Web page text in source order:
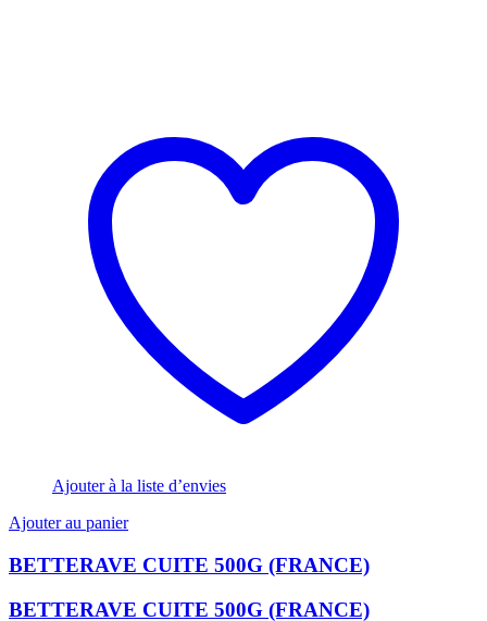
Ajouter à la liste d’envies
Ajouter au panier
BETTERAVE CUITE 500G (FRANCE)
BETTERAVE CUITE 500G (FRANCE)